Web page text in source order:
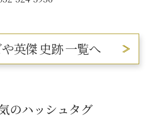
英傑 史跡 一覧へ
のハッシュタグ